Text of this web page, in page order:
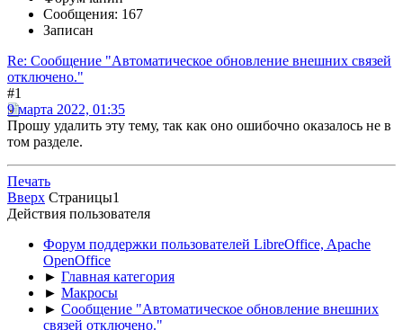
Сообщения: 167
Записан
Re: Сообщение "Автоматическое обновление внешних связей
отключено."
#1
9 марта 2022, 01:35
Прошу удалить эту тему, так как оно ошибочно оказалось не в
том разделе.
Печать
Вверх Страницы1
Действия пользователя
Форум поддержки пользователей LibreOffice, Apache
OpenOffice
► Главная категория
► Макросы
► Сообщение "Автоматическое обновление внешних
связей отключено."